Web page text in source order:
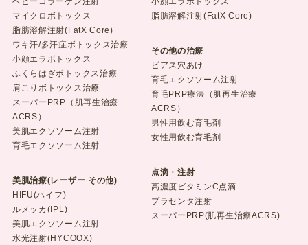
マイクロボトックス
脂肪溶解注射(FatX Core)
ワキ汗/多汗症ボトックス治療
小顔エラボトックス
ふくらはぎボトックス治療
肩こりボトックス治療
スーパーPRP（肌再生治療
ACRS）
美肌エクソソーム注射
育毛エクソソーム注射
美肌治療(レーザー その他)
HIFU(ハイフ)
ルメッカ(IPL)
美肌エクソソーム注射
水光注射(HYCOOX)
脂肪溶解注射(FatX Core)
その他の治療
ピアス穴あけ
育毛エクソソーム注射
育毛PRP療法（肌再生治療
ACRS）
男性用飲む育毛剤
女性用飲む育毛剤
点滴・注射
高濃度ビタミンC点滴
プラセンタ注射
スーパーPRP(肌再生治療ACRS)